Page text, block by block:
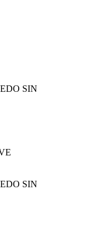
SIN
SIN